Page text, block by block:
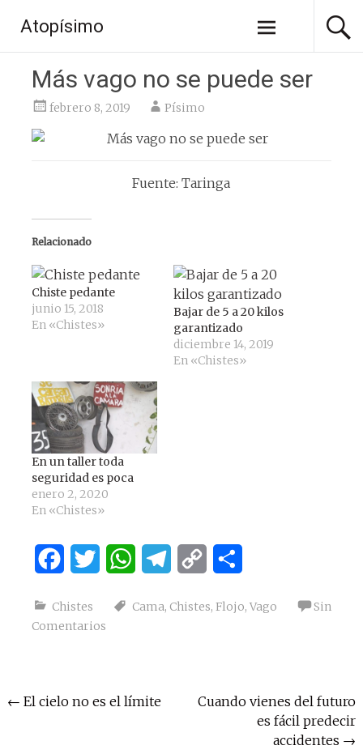
contenido
Atopísimo
Más vago no se puede ser
febrero 8, 2019 Písimo
Fuente: Taringa
Relacionado
Chiste pedante
junio 15, 2018
En «Chistes»
Bajar de 5 a 20 kilos
garantizado
diciembre 14, 2019
En «Chistes»
En un taller toda
seguridad es poca
enero 2, 2020
En «Chistes»
FacebookTwitter WhatsAppTelegram
Copy
Chistes Cama, Chistes, Flojo, Vago
Sin
Comentarios
Navegación
← El cielo no es el límite
Cuando vienes del futuro
es fácil predecir
accidentes →